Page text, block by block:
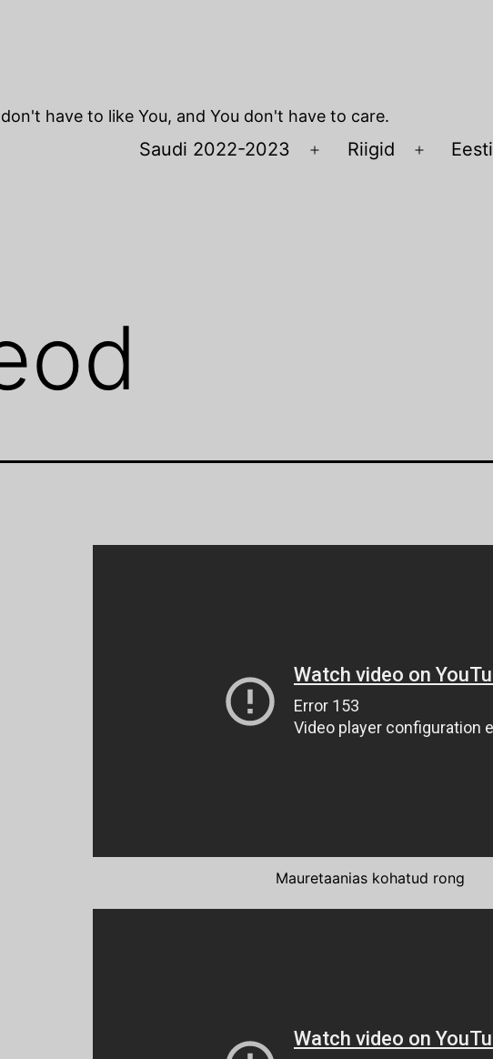
have to like You, and You don't have to care.
Saudi 2022-2023
Open
Riigid
Open
Eesti
Mauretaanias kohatud rong